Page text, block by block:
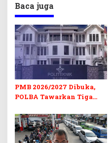
Baca juga
PMB 2026/2027 Dibuka,
POLBA Tawarkan Tiga
Kuliah Gratis